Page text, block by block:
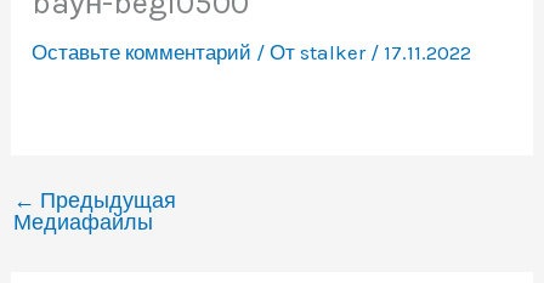
Оставьте комментарий / Отstalker / 17.11.2022
← Предыдущая
Медиафайлы